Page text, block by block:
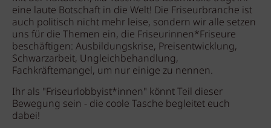
eine laute Botschaft in die Welt! Die Friseurbranche ist
auch politisch nicht mehr leise, sondern wir alle setzen
uns für die Themen ein, die Friseurinnen*Friseure
beschäftigen: Ausbildungskrise, Preisentwicklung,
Schwarzarbeit, Ungleichbehandlung,
Fachkräftemangel, um nur einige zu nennen.
Ihr als "Friseurlobbyist*innen" könnt Teil dieser
Bewegung sein - die coole Tasche begleitet euch
dabei!